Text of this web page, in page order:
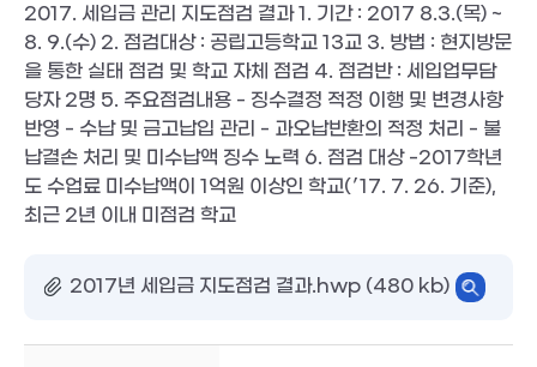
2017. 세입금 관리 지도점검 결과 1. 기간 : 2017 8.3.(목) ~
8. 9.(수) 2. 점검대상 : 공립고등학교 13교 3. 방법 : 현지방문
을 통한 실태 점검 및 학교 자체 점검 4. 점검반 : 세입업무담
당자 2명 5. 주요점검내용 - 징수결정 적정 이행 및 변경사항
반영 - 수납 및 금고납입 관리 - 과오납반환의 적정 처리 - 불
납결손 처리 및 미수납액 징수 노력 6. 점검 대상 -2017학년
도 수업료 미수납액이 1억원 이상인 학교(′17. 7. 26. 기준),
최근 2년 이내 미점검 학교
2017년 세입금 지도점검 결과.hwp (480 kb)